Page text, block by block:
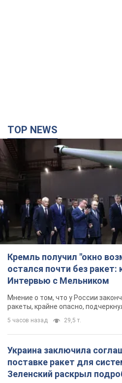
TOP NEWS
Кремль получил "окно
остался почти без ракет:
Интервью с Мельником
Мнение о том, что у России
ракеты, крайне опасно,
5 часов назад 29,5 т.
Украина заключила
поставке ракет для
Зеленский раскрыл